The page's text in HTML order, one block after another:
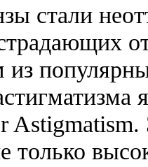
стали
только